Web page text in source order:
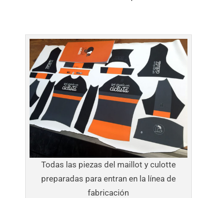
Todas las piezas del maillot y culotte
preparadas para entran en la línea de
fabricación